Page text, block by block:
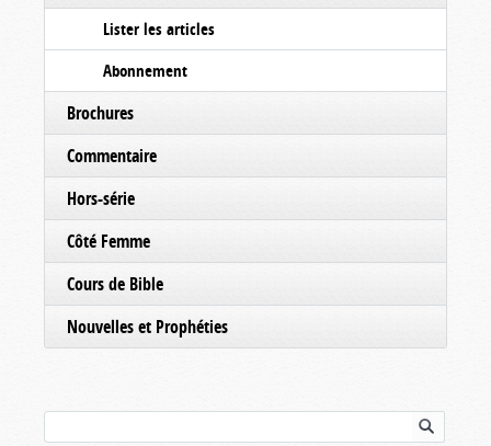
Lister les articles
Abonnement
Brochures
Commentaire
Hors-série
Côté Femme
Cours de Bible
Nouvelles et Prophéties